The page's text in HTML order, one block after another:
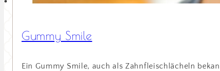
Gummy Smile
Ein Gummy Smile, auch als Zahnfleischlächeln